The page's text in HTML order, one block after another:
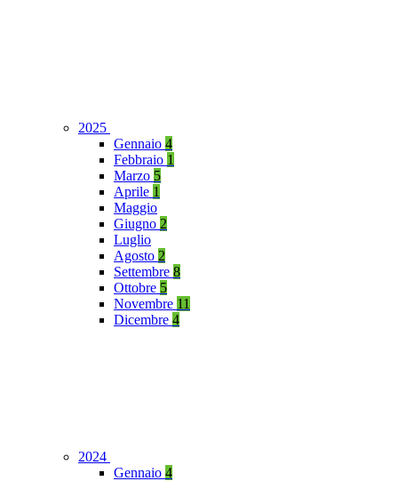
2025
Gennaio 4
Febbraio 1
Marzo 5
Aprile 1
Maggio
Giugno 2
Luglio
Agosto 2
Settembre 8
Ottobre 5
Novembre 11
Dicembre 4
2024
Gennaio 4